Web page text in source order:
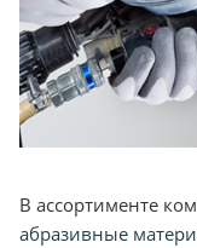
В ассортименте
абразивные